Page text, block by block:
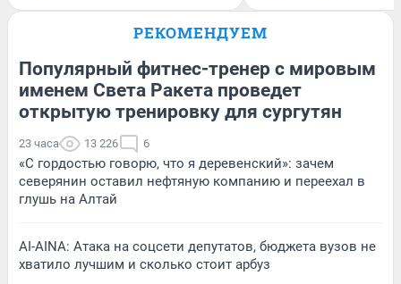
РЕКОМЕНДУЕМ
Популярный фитнес-тренер с мировым
именем Света Ракета проведет
открытую тренировку для сургутян
23 часа 13 226 6
«С гордостью говорю, что я деревенский»: зачем
северянин оставил нефтяную компанию и переехал в
глушь на Алтай
AI-AINA: Атака на соцсети депутатов, бюджета вузов не
хватило лучшим и сколько стоит арбуз